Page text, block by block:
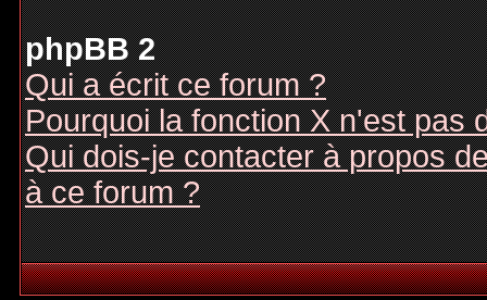
phpBB 2
Qui a écrit ce forum ?
Pourquoi la fonction X n'est pas
Qui dois-je contacter à propos
à ce forum ?